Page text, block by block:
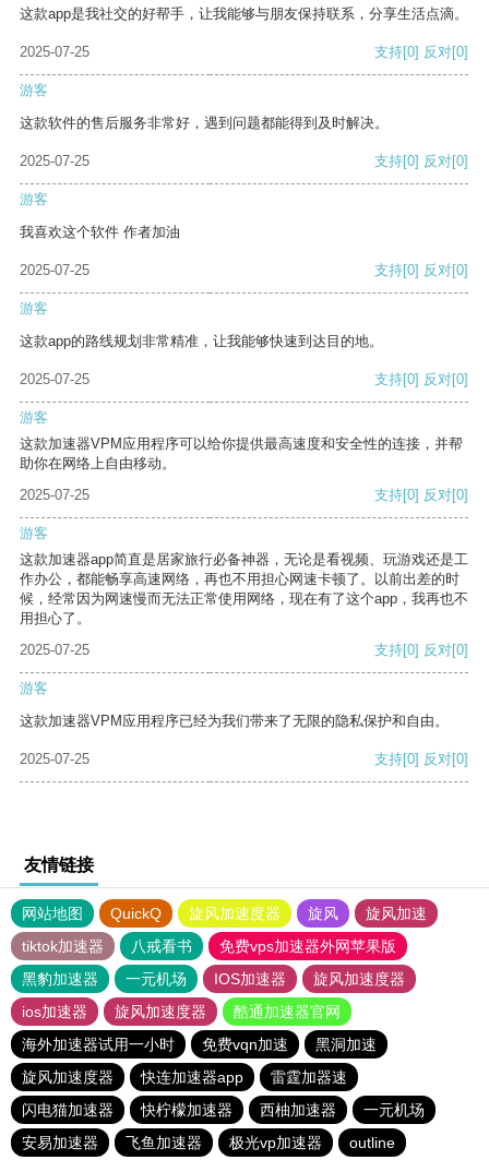
这款app是我社交的好帮手，让我能够与朋友保持联系，分享生活点滴。
2025-07-25 支持[0] 反对[0]
游客
这款软件的售后服务非常好，遇到问题都能得到及时解决。
2025-07-25 支持[0] 反对[0]
游客
我喜欢这个软件 作者加油
2025-07-25 支持[0] 反对[0]
游客
这款app的路线规划非常精准，让我能够快速到达目的地。
2025-07-25 支持[0] 反对[0]
游客
这款加速器VPM应用程序可以给你提供最高速度和安全性的连接，并帮
助你在网络上自由移动。
2025-07-25
支持[0] 反对[0]
游客
这款加速器app简直是居家旅行必备神器，无论是看视频、玩游戏还是工
作办公，都能畅享高速网络，再也不用担心网速卡顿了。以前出差的时
候，经常因为网速慢而无法正常使用网络，现在有了这个app，我再也不
用担心了。
2025-07-25
支持[0] 反对[0]
游客
这款加速器VPM应用程序已经为我们带来了无限的隐私保护和自由。
2025-07-25 支持[0] 反对[0]
友情链接
网站地图 QuickQ 旋风加速度器 旋风
旋风加速
tiktok加速器
八戒看书
免费vps加速器外网苹果版
黑豹加速器
一元机场 IOS加速器
旋风加速度器
ios加速器
旋风加速度器
酷通加速器官网
海外加速器试用一小时
免费vqn加速
黑洞加速
旋风加速度器
快连加速器app
雷霆加器速
闪电猫加速器
快柠檬加速器 西柚加速器
一元机场
安易加速器
飞鱼加速器 极光vp加速器 outline